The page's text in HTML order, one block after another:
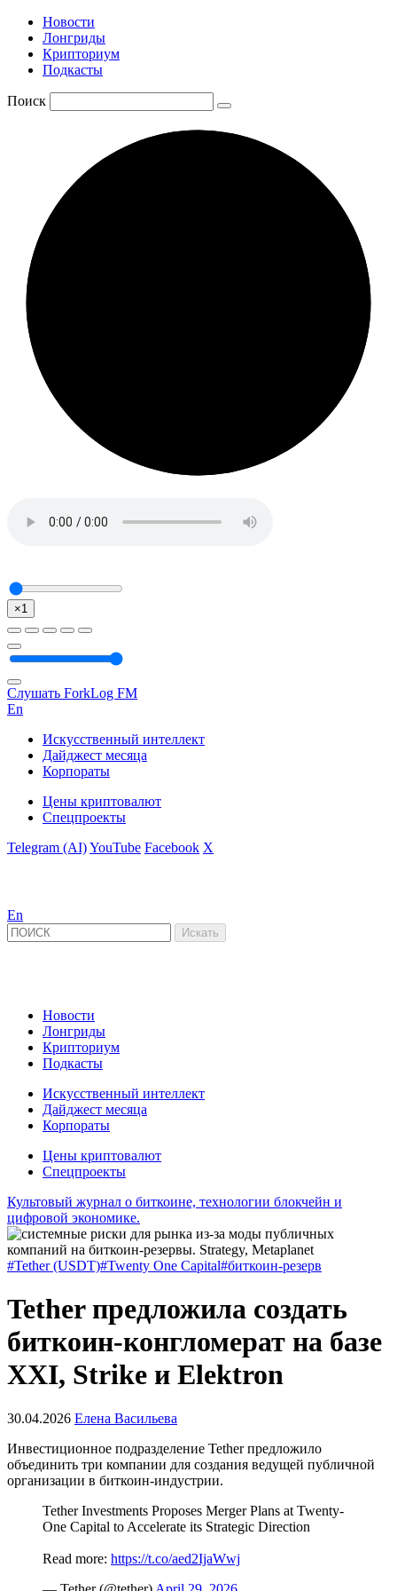
Новости
Лонгриды
Крипториум
Подкасты
Поиск
×1
Слушать ForkLog FM
En
Искусственный интеллект
Дайджест месяца
Корпораты
Цены криптовалют
Спецпроекты
Telegram (AI)YouTube Facebook X
En
Новости
Лонгриды
Крипториум
Подкасты
Искусственный интеллект
Дайджест месяца
Корпораты
Цены криптовалют
Спецпроекты
Культовый журнал о биткоине, технологии блокчейн и
цифровой экономике.
#Tether (USDT)#Twenty One Capital#биткоин-резерв
Tether предложила создать
биткоин-конгломерат на базе
XXI, Strike и Elektron
30.04.2026 Елена Васильева
Инвестиционное подразделение Tether предложило
объединить три компании для создания ведущей публичной
организации в биткоин-индустрии.
Tether Investments Proposes Merger Plans at Twenty-
One Capital to Accelerate its Strategic Direction
Read more: https://t.co/aed2IjaWwj